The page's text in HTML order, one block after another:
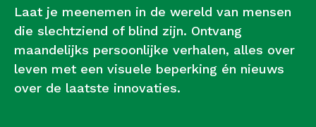
Laat je meenemen in de wereld van mensen
die slechtziend of blind zijn. Ontvang
maandelijks persoonlijke verhalen, alles over
leven met een visuele beperking én nieuws
over de laatste innovaties.